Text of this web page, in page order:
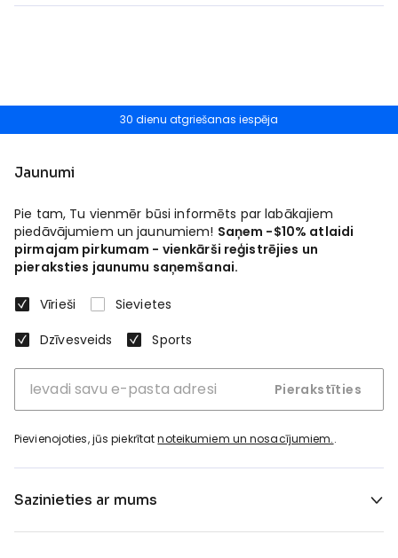
30 dienu atgriešanas iespēja
Jaunumi
Pie tam, Tu vienmēr būsi informēts par labākajiem
piedāvājumiem un jaunumiem! Saņem -$10% atlaidi
pirmajam pirkumam - vienkārši reģistrējies un
pieraksties jaunumu saņemšanai.
Vīrieši
Sievietes
Dzīvesveids
Sports
Pierakstīties
Pievienojoties, jūs piekrītatnoteikumiem un nosacījumiem..
Sazinieties ar mums